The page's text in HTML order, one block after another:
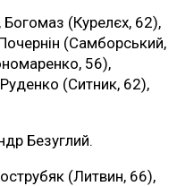
(Курелєх, 62),
(Самборський,
56),
(Ситник, 62),
Безуглий.
(Литвин, 66),